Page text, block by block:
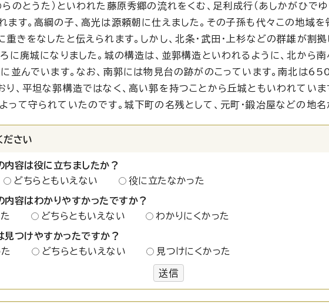
らのとうた）といわれた藤原秀郷の流れをくむ、足利成行（あしかがひで
ます。高綱の子、高光は源頼朝に仕えました。その子孫も代々この地域を
重きをなしたと伝えられます。しかし、北条・武田・上杉などの群雄が割
に廃城になりました。城の構造は、並郭構造といわれるように、北から南
に並んでいます。なお、南郭には物見台の跡がのこっています。南北は
り、平坦な郭構造ではなく、高い郭を持つことから丘城ともいわれていま
って守られていたのです。城下町の名残として、元町・鍛冶屋などの地名
ださい
内容は役に立ちましたか？
どちらともいえない 役に立たなかった
内容はわかりやすかったですか？
た
どちらともいえない わかりにくかった
見つけやすかったですか？
た
どちらともいえない 見つけにくかった
送信